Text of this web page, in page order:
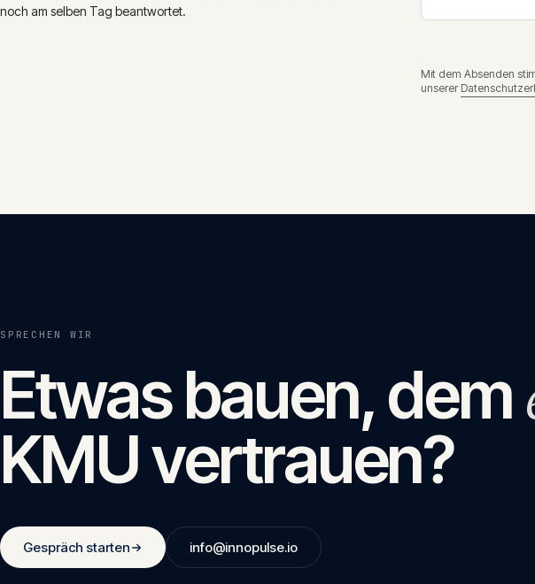
noch am selben Tag beantwortet.
Mit dem Absenden
unserer
SPRECHEN WIR
Etwas bauen, dem
KMU vertrauen?
Gespräch starten info@innopulse.io